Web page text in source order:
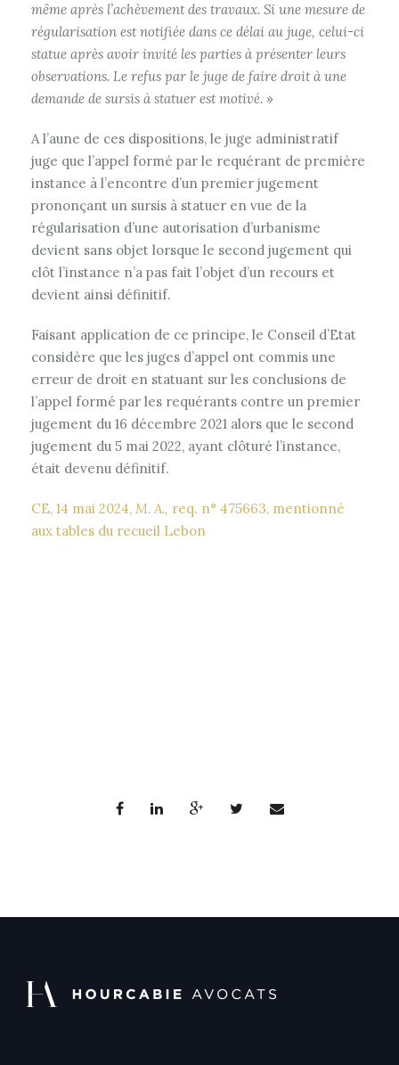
même après l’achèvement des travaux. Si une mesure de
régularisation est notifiée dans ce délai au juge, celui-ci
statue après avoir invité les parties à présenter leurs
observations. Le refus par le juge de faire droit à une
demande de sursis à statuer est motivé. »
A l’aune de ces dispositions, le juge administratif
juge que l’appel formé par le requérant de première
instance à l’encontre d’un premier jugement
prononçant un sursis à statuer en vue de la
régularisation d’une autorisation d’urbanisme
devient sans objet lorsque le second jugement qui
clôt l’instance n’a pas fait l’objet d’un recours et
devient ainsi définitif.
Faisant application de ce principe, le Conseil d’Etat
considère que les juges d’appel ont commis une
erreur de droit en statuant sur les conclusions de
l’appel formé par les requérants contre un premier
jugement du 16 décembre 2021 alors que le second
jugement du 5 mai 2022, ayant clôturé l’instance,
était devenu définitif.
CE, 14 mai 2024, M. A., req. n° 475663, mentionné
aux tables du recueil Lebon